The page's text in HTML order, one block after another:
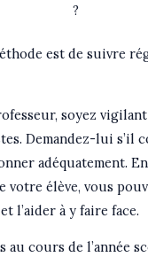
?
est de suivre
soyez
Demandez-lui s’il
adéquatement.
votre élève, vous
l’aider à y faire face.
au cours de l’année